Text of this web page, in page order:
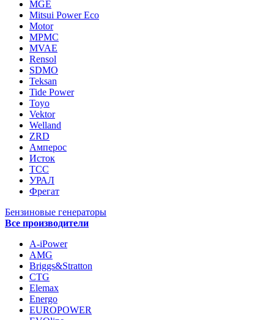
MGE
Mitsui Power Eco
Motor
MPMC
MVAE
Rensol
SDMO
Teksan
Tide Power
Toyo
Vektor
Welland
ZRD
Амперос
Исток
ТСС
УРАЛ
Фрегат
Бензиновые генераторы
Все производители
A-iPower
AMG
Briggs&Stratton
CTG
Elemax
Energo
EUROPOWER